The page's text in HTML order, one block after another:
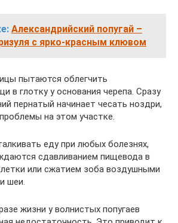
Александрийский попугай –
с ярко-красным клювом
пытаются облегчить
в глотку у основания черепа. Сразу
пернатый начинает чесать ноздри,
на этом участке.
еду при любых болезнях,
сдавливанием пищевода в
или сжатием зоба воздушными
шеи.
жизни у волнистых попугаев